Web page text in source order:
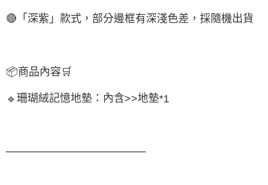
🔴 「深紫」款式，部分邊框有深淺色差，採隨機出貨
📦商品內容 🛒
🔹 珊瑚絨記憶地墊：內含>>地墊*1
──────────────────